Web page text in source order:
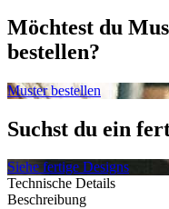
Möchtest du
bestellen?
Muster bestellen
Suchst du ein
Siehe fertige Designs
Technische Details
Beschreibung